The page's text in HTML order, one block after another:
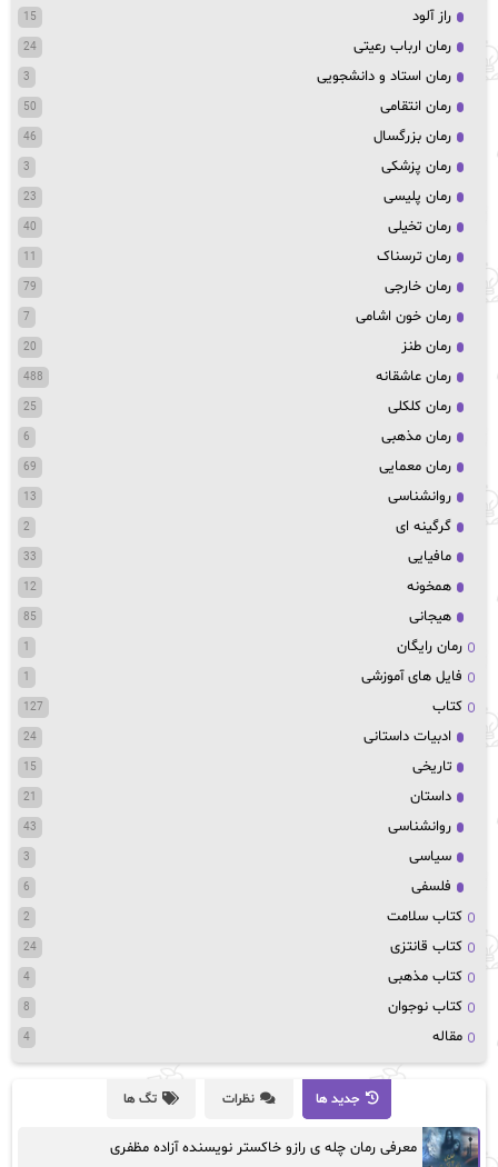
راز آلود 15
رمان ارباب رعیتی 24
رمان استاد و دانشجویی 3
رمان انتقامی 50
رمان بزرگسال 46
رمان پزشکی 3
رمان پلیسی 23
رمان تخیلی 40
رمان ترسناک 11
رمان خارجی 79
رمان خون اشامی 7
رمان طنز 20
رمان عاشقانه 488
رمان کلکلی 25
رمان مذهبی 6
رمان معمایی 69
روانشناسی 13
گرگینه ای 2
مافیایی 33
همخونه 12
هیجانی 85
رمان رایگان 1
فایل های آموزشی 1
کتاب 127
ادبیات داستانی 24
تاریخی 15
داستان 21
روانشناسی 43
سیاسی 3
فلسفی 6
کتاب سلامت 2
کتاب قانتزی 24
کتاب مذهبی 4
کتاب نوجوان 8
مقاله 4
جدید ها نظرات تگ ها
معرفی رمان چله ی رازو خاکستر نویسنده آزاده مظفری